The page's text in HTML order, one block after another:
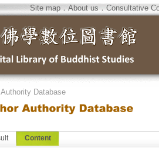
Site map．About us．Consultative
Database
Content